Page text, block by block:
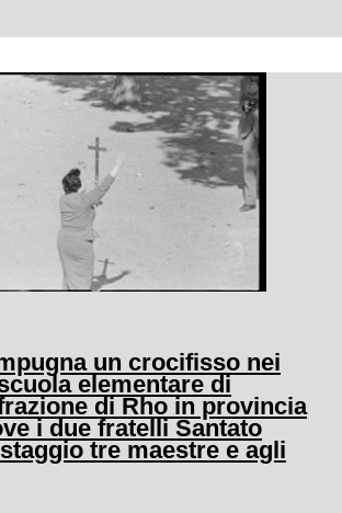
un crocifisso nei
elementare di
di Rho in provincia
i due fratelli Santato
tre maestre e agli